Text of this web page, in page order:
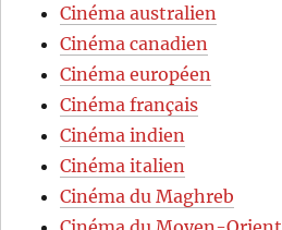
Cinéma australien
Cinéma canadien
Cinéma européen
Cinéma français
Cinéma indien
Cinéma italien
Cinéma du Maghreb